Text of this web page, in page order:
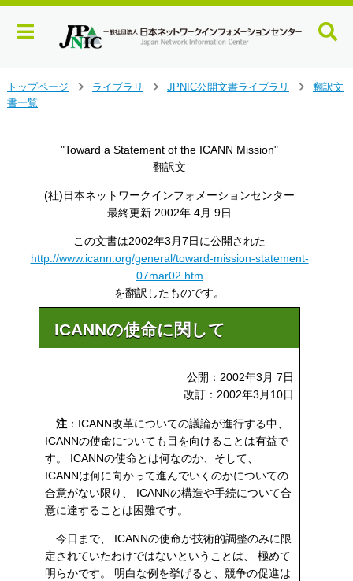
イ
トップページ
ライブラリ
JPNIC公開文書ライブラリ
翻訳文
書一覧
"Toward a Statement of the ICANN Mission"
翻訳文
(社)日本ネットワークインフォメーションセンター
最終更新 2002年 4月 9日
この文書は2002年3月7日に公開された
http://www.icann.org/general/toward-mission-statement-
07mar02.htm
を翻訳したものです。
ICANNの使命に関して
公開：2002年3月 7日
改訂：2002年3月10日
注：ICANN改革についての議論が進行する中、
ICANNの使命についても目を向けることは有益で
す。 ICANNの使命とは何なのか、そして、
ICANNは何に向かって進んでいくのかについての
合意がない限り、 ICANNの構造や手続について合
意に達することは困難です。
今日まで、 ICANNの使命が技術的調整のみに限
定されていたわけではないということは、 極めて
明らかです。 明白な例を挙げると、競争の促進は